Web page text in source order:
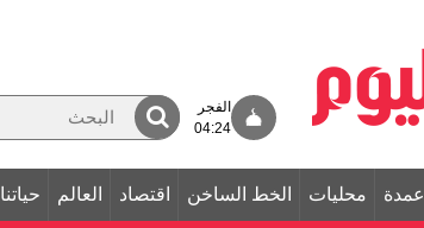
الفجر
04:24
أعمدة محليات الخط الساخن اقتصاد العالم حياتنا